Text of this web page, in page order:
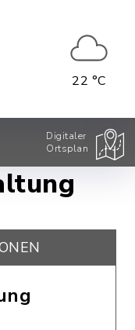
22 °C
Digitaler
Ortsplan